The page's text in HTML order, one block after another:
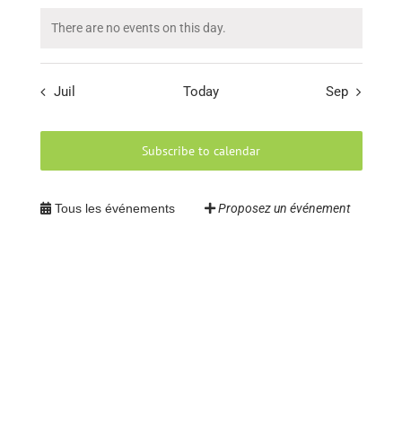
There are no events on this day.
Juil Today Sep
Subscribe to calendar
Tous les événements Proposez un événement